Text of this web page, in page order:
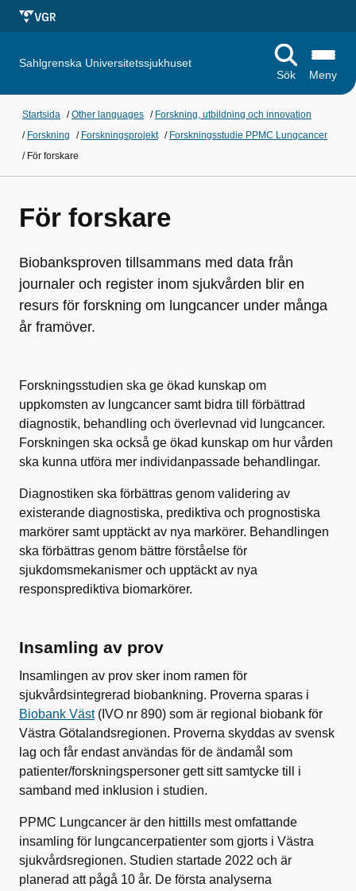
Sahlgrenska Universitetssjukhuset
Sök
Meny
Startsida /Other languages / Forskning, utbildning och innovation
/ Forskning / Forskningsprojekt / Forskningsstudie PPMC Lungcancer
/ För forskare
För forskare
Biobanksproven tillsammans med data från
journaler och register inom sjukvården blir en
resurs för forskning om lungcancer under många
år framöver.
Forskningsstudien ska ge ökad kunskap om
uppkomsten av lungcancer samt bidra till förbättrad
diagnostik, behandling och överlevnad vid lungcancer.
Forskningen ska också ge ökad kunskap om hur vården
ska kunna utföra mer individanpassade behandlingar.
Diagnostiken ska förbättras genom validering av
existerande diagnostiska, prediktiva och prognostiska
markörer samt upptäckt av nya markörer. Behandlingen
ska förbättras genom bättre förståelse för
sjukdomsmekanismer och upptäckt av nya
responsprediktiva biomarkörer.
Insamling av prov
Insamlingen av prov sker inom ramen för
sjukvårdsintegrerad biobankning. Proverna sparas i
Biobank Väst(IVO nr 890) som är regional biobank för
Västra Götalandsregionen. Proverna skyddas av svensk
lag och får endast användas för de ändamål som
patienter/forskningspersoner gett sitt samtycke till i
samband med inklusion i studien.
PPMC Lungcancer är den hittills mest omfattande
insamling för lungcancerpatienter som gjorts i Västra
sjukvårdsregionen. Studien startade 2022 och är
planerad att pågå 10 år. De första analyserna